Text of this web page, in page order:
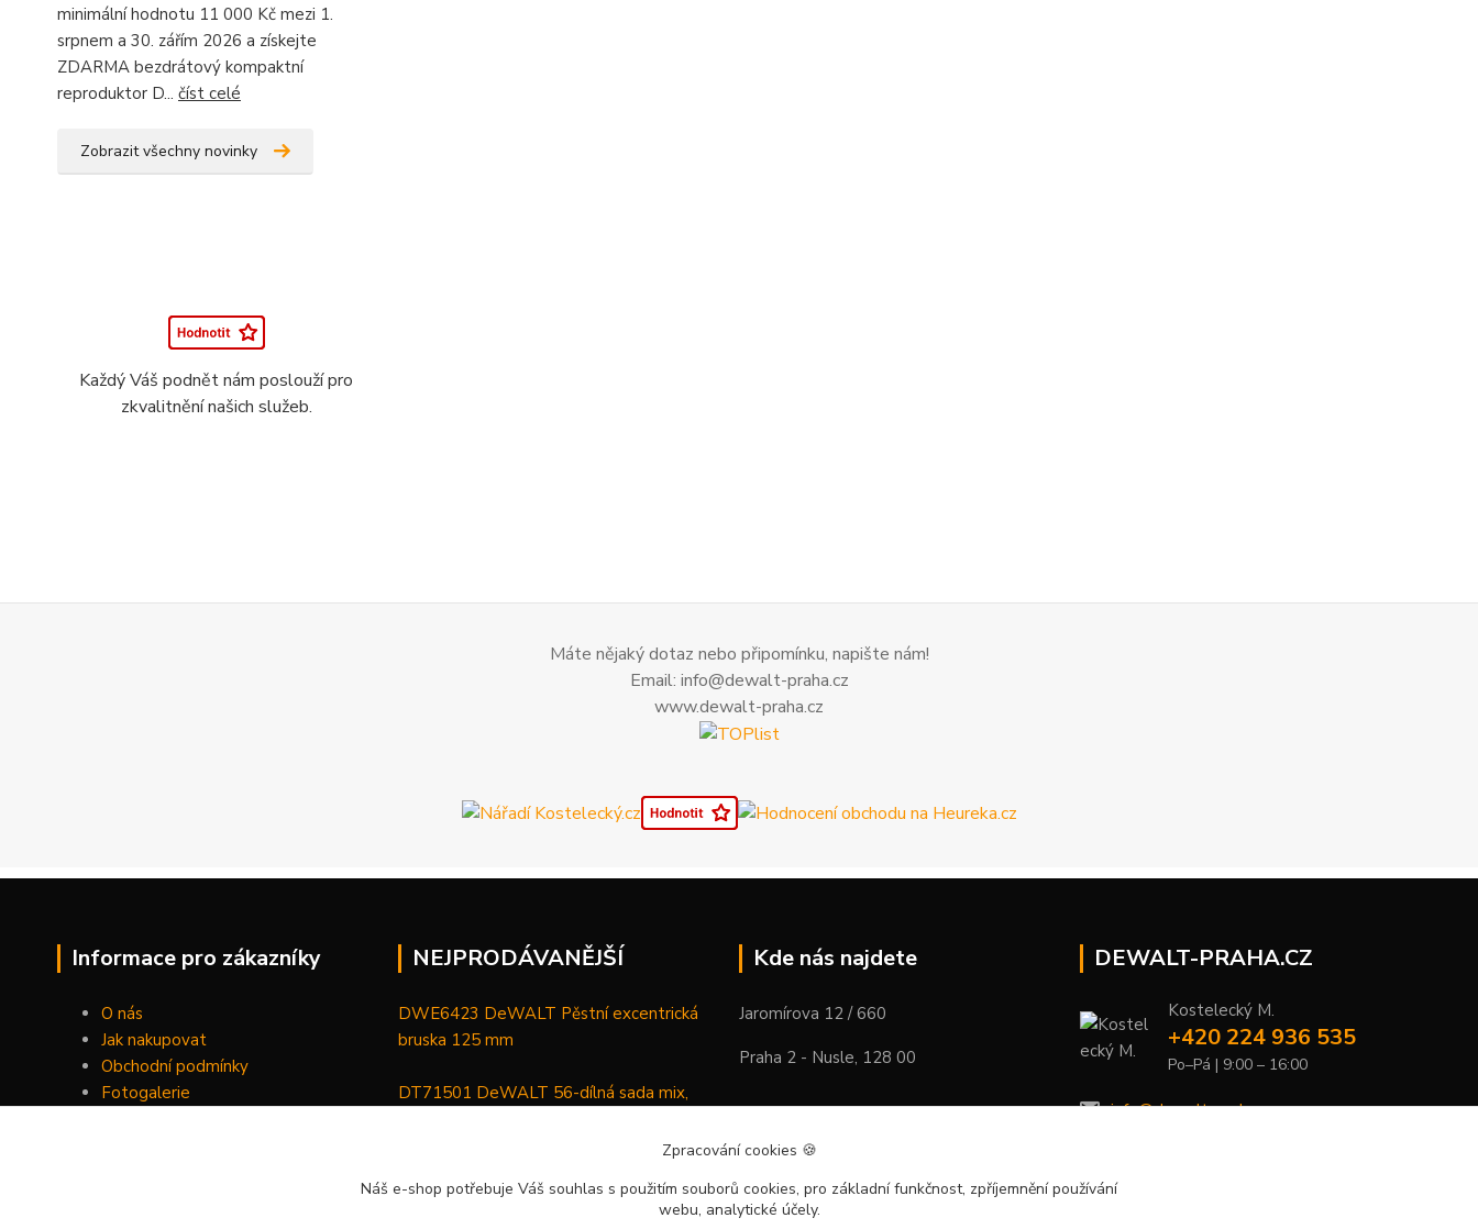
minimální hodnotu 11 000 Kč mezi 1.
srpnem a 30. zářím 2026 a získejte
ZDARMA bezdrátový kompaktní
reproduktor D... číst celé
Zobrazit všechny novinky
Každý Váš podnět nám poslouží pro
zkvalitnění našich služeb.
Máte nějaký dotaz nebo připomínku, napište nám!
Email: info@dewalt-praha.cz
www.dewalt-praha.cz
Informace pro zákazníky
O nás
Jak nakupovat
Obchodní podmínky
Fotogalerie
NEJPRODÁVANĚJŠÍ
DWE6423 DeWALT Pěstní excentrická
bruska 125 mm
DT71501 DeWALT 56-dílná sada mix,
maznice 18 V XR Li-Ion samostatný stroj
Kde nás najdete
Jaromírova 12 / 660
Praha 2 - Nusle, 128 00
DEWALT-PRAHA.CZ
Kostelecký M.
+420 224 936 535
Po–Pá | 9:00 – 16:00
info@dewalt-praha.cz
Zpracování cookies 🍪
Náš e-shop potřebuje Váš souhlas s použitím souborů cookies, pro základní funkčnost, zpříjemnění používání
webu, analytické účely.